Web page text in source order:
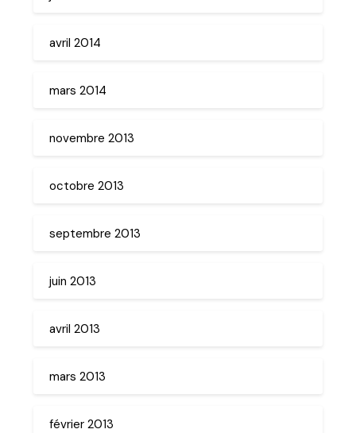
avril 2014
mars 2014
novembre 2013
octobre 2013
septembre 2013
juin 2013
avril 2013
mars 2013
février 2013